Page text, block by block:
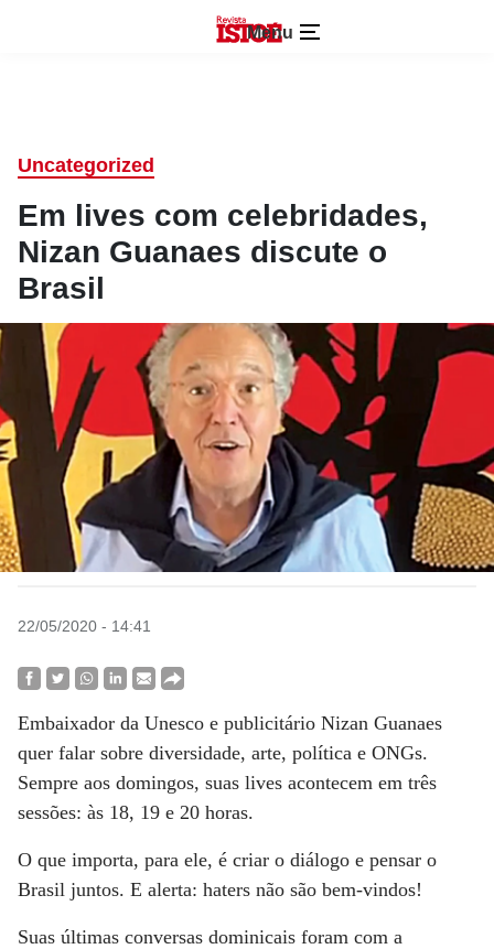
Menu
Uncategorized
Em lives com celebridades,
Nizan Guanaes discute o
Brasil
22/05/2020 - 14:41
Embaixador da Unesco e publicitário Nizan Guanaes
quer falar sobre diversidade, arte, política e ONGs.
Sempre aos domingos, suas lives acontecem em três
sessões: às 18, 19 e 20 horas.
O que importa, para ele, é criar o diálogo e pensar o
Brasil juntos. E alerta: haters não são bem-vindos!
Suas últimas conversas dominicais foram com a